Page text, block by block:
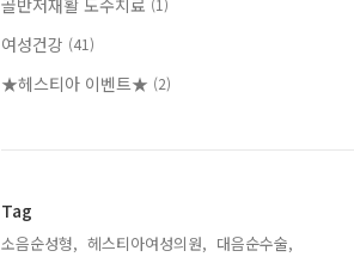
골반저재활 도수치료 (1)
여성건강 (41)
★헤스티아 이벤트★ (2)
Tag
소음순성형, 헤스티아여성의원, 대음순수술,